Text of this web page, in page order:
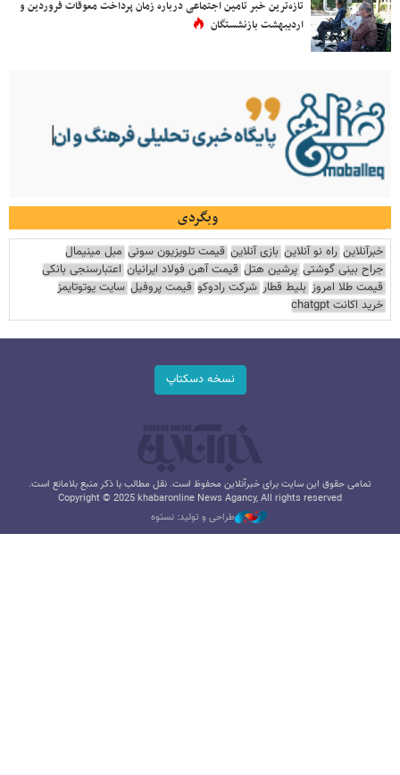
تازه‌ترین خبر تامین اجتماعی درباره زمان پرداخت معوقات فروردین و
اردیبهشت بازنشستگان
وبگردی
خبرآنلاین راه نو آنلاین بازی آنلاین قیمت تلویزیون سونی مبل مینیمال
جراح بینی گوشتی پرشین هتل قیمت آهن فولاد ایرانیان اعتبارسنجی بانکی
قیمت طلا امروز بلیط قطار شرکت رادوکو قیمت پروفیل سایت یوتوتایمز
خرید اکانت chatgpt
نسخه دسکتاپ
تمامی حقوق این سایت برای خبرآنلاین محفوظ است. نقل مطالب با ذکر منبع بلامانع است.
Copyright © 2025 khabaronline News Agancy, All rights reserved
طراحی و تولید: نستوه